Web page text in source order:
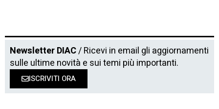
Newsletter DIAC/ Ricevi in email gli aggiornamenti
sulle ultime novità e sui temi più importanti.
ISCRIVITI ORA